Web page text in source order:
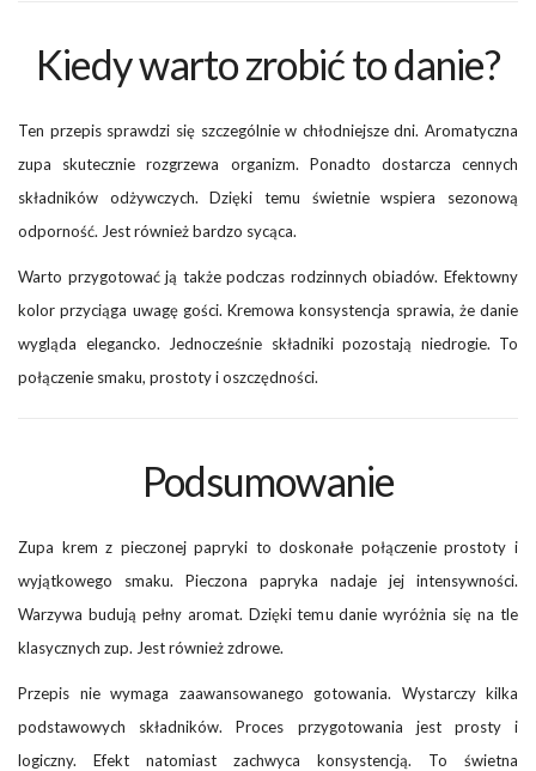
Kiedy warto zrobić to danie?
Ten przepis sprawdzi się szczególnie w chłodniejsze dni. Aromatyczna
zupa skutecznie rozgrzewa organizm. Ponadto dostarcza cennych
składników odżywczych. Dzięki temu świetnie wspiera sezonową
odporność. Jest również bardzo sycąca.
Warto przygotować ją także podczas rodzinnych obiadów. Efektowny
kolor przyciąga uwagę gości. Kremowa konsystencja sprawia, że danie
wygląda elegancko. Jednocześnie składniki pozostają niedrogie. To
połączenie smaku, prostoty i oszczędności.
Podsumowanie
Zupa krem z pieczonej papryki to doskonałe połączenie prostoty i
wyjątkowego smaku. Pieczona papryka nadaje jej intensywności.
Warzywa budują pełny aromat. Dzięki temu danie wyróżnia się na tle
klasycznych zup. Jest również zdrowe.
Przepis nie wymaga zaawansowanego gotowania. Wystarczy kilka
podstawowych składników. Proces przygotowania jest prosty i
logiczny. Efekt natomiast zachwyca konsystencją. To świetna